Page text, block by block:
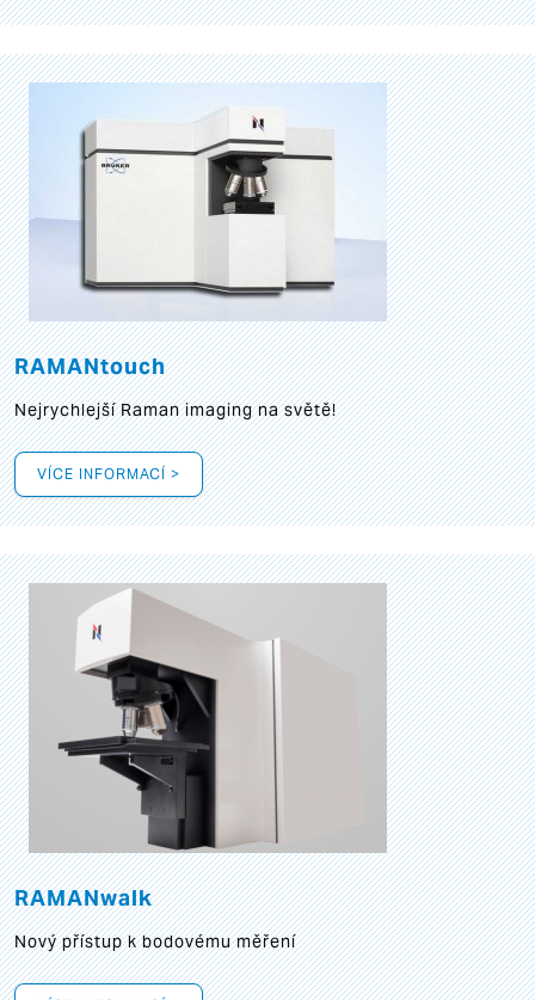
RAMANtouch
Nejrychlejší Raman imaging na světě!
VÍCE INFORMACÍ >
RAMANwalk
Nový přístup k bodovému měření